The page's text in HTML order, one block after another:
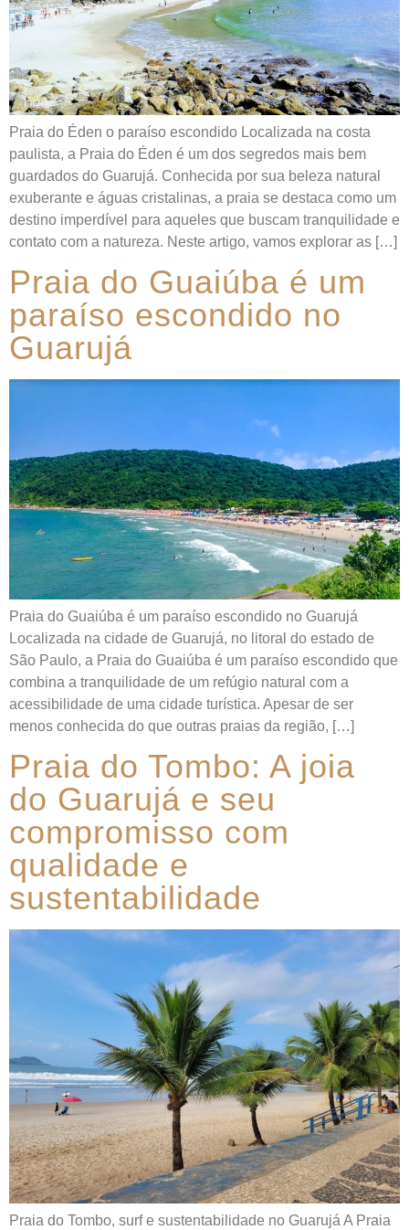
Praia do Éden o paraíso escondido Localizada na costa
paulista, a Praia do Éden é um dos segredos mais bem
guardados do Guarujá. Conhecida por sua beleza natural
exuberante e águas cristalinas, a praia se destaca como um
destino imperdível para aqueles que buscam tranquilidade e
contato com a natureza. Neste artigo, vamos explorar as […]
Praia do Guaiúba é um
paraíso escondido no
Guarujá
Praia do Guaiúba é um paraíso escondido no Guarujá
Localizada na cidade de Guarujá, no litoral do estado de
São Paulo, a Praia do Guaiúba é um paraíso escondido que
combina a tranquilidade de um refúgio natural com a
acessibilidade de uma cidade turística. Apesar de ser
menos conhecida do que outras praias da região, […]
Praia do Tombo: A joia
do Guarujá e seu
compromisso com
qualidade e
sustentabilidade
Praia do Tombo, surf e sustentabilidade no Guarujá A Praia